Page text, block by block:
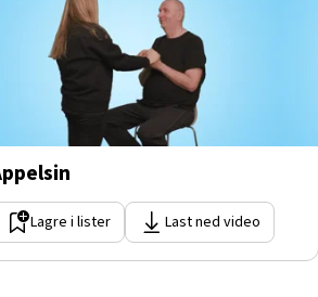
Lagre i lister Last ned video